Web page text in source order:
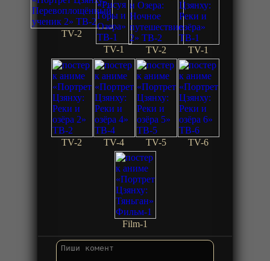
TV-2
TV-1
TV-2 TV-1
TV-2 TV-4 TV-5 TV-6
Film-1